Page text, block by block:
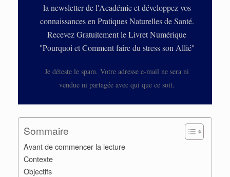
la newsletter de l'Académie et développez vos
connaissances en Pratiques Naturelles de Santé.
Recevez Gratuitement le Livret Numérique
''Pourquoi et Comment faire du stress son Allié''
Je déteste le spam. Votre adresse e-mail ne sera ni
vendue ni partagée avec qui que ce soit.
Sommaire
Avant de commencer la lecture
Contexte
Objectifs